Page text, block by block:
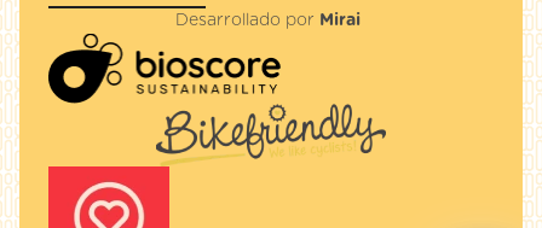
Desarrollado por Mirai